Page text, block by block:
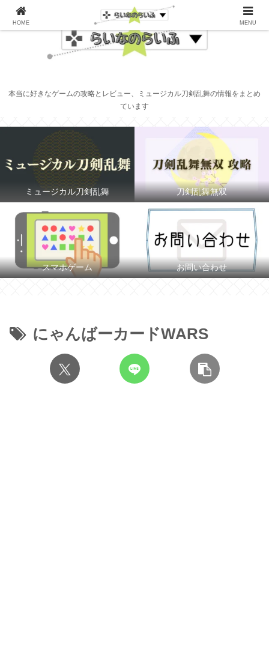
本当に好きなゲームの攻略とレビュー、ミュージカル刀剣乱舞の情報をまとめ
ています
ミュージカル刀剣乱舞 刀剣乱舞無双
スマホゲーム お問い合わせ
にゃんばーカードWARS
HOME MENU